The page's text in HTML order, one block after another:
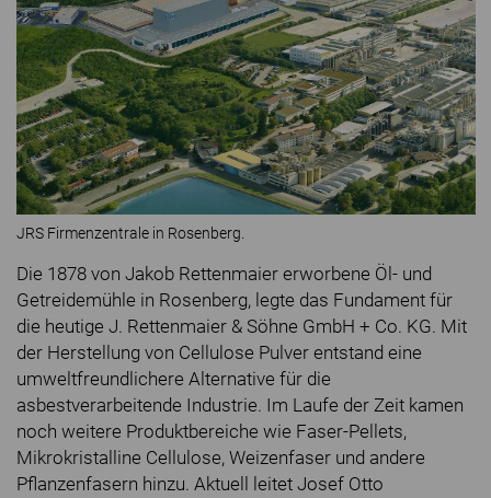
JRS Firmenzentrale in Rosenberg.
Die 1878 von Jakob Rettenmaier erworbene Öl- und
Getreidemühle in Rosenberg, legte das Fundament für
die heutige J. Rettenmaier & Söhne GmbH + Co. KG. Mit
der Herstellung von Cellulose Pulver entstand eine
umweltfreundlichere Alternative für die
asbestverarbeitende Industrie. Im Laufe der Zeit kamen
noch weitere Produktbereiche wie Faser-Pellets,
Mikrokristalline Cellulose, Weizenfaser und andere
Pflanzenfasern hinzu. Aktuell leitet Josef Otto